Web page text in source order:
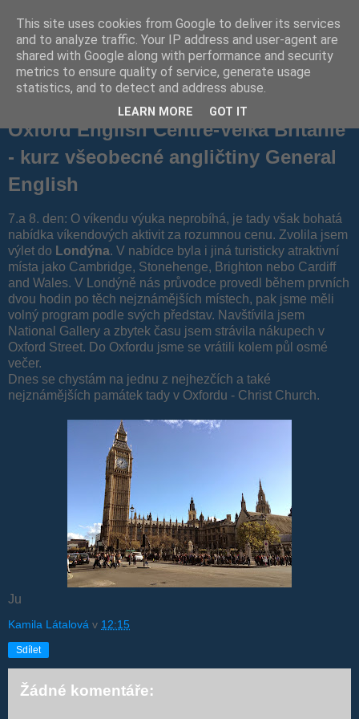
Blog s Jazyky v zahraničí
neděle 2. listopadu 2014
Oxford English Centre-Velká Británie
- kurz všeobecné angličtiny General
English
7.a 8. den: O víkendu výuka neprobíhá, je tady však bohatá
nabídka víkendových aktivit za rozumnou cenu. Zvolila jsem
výlet do Londýna. V nabídce byla i jiná turisticky atraktivní
místa jako Cambridge, Stonehenge, Brighton nebo Cardiff
and Wales. V Londýně nás průvodce provedl během prvních
dvou hodin po těch nejznámějších místech, pak jsme měli
volný program podle svých představ. Navštívila jsem
National Gallery a zbytek času jsem strávila nákupech v
Oxford Street. Do Oxfordu jsme se vrátili kolem půl osmé
večer.
Dnes se chystám na jednu z nejhezčích a také
nejznámějších památek tady v Oxfordu - Christ Church.
Ju
Kamila Látalová v 12:15
Sdílet
Žádné komentáře:
This site uses cookies from Google to deliver its services
and to analyze traffic. Your IP address and user-agent are
shared with Google along with performance and security
metrics to ensure quality of service, generate usage
statistics, and to detect and address abuse.
LEARN MORE GOT IT